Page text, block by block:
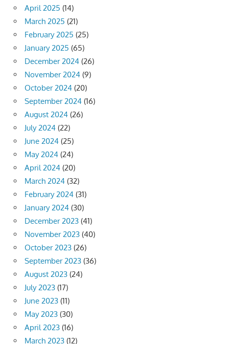
April 2025 (14)
March 2025 (21)
February 2025 (25)
January 2025 (65)
December 2024 (26)
November 2024 (9)
October 2024 (20)
September 2024 (16)
August 2024 (26)
July 2024 (22)
June 2024 (25)
May 2024 (24)
April 2024 (20)
March 2024 (32)
February 2024 (31)
January 2024 (30)
December 2023 (41)
November 2023 (40)
October 2023 (26)
September 2023 (36)
August 2023 (24)
July 2023 (17)
June 2023 (11)
May 2023 (30)
April 2023 (16)
March 2023 (12)